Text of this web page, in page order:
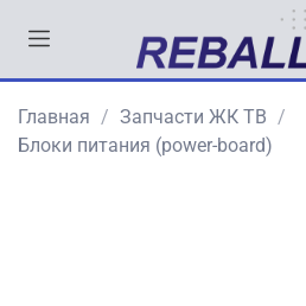
Главная
Запчасти ЖК ТВ
Блоки питания (power-board)